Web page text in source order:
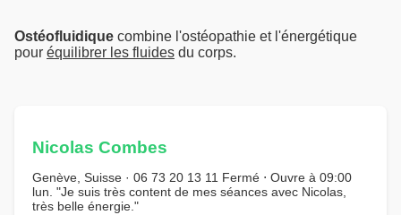
Ostéofluidique combine l'ostéopathie et l'énergétique
pour équilibrer les fluides du corps.
Nicolas Combes
Genève, Suisse · 06 73 20 13 11 Fermé ⋅ Ouvre à 09:00
lun. "Je suis très content de mes séances avec Nicolas,
très belle énergie."